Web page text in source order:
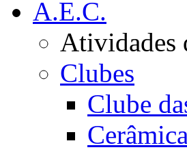
A.E.C.
Atividades
Clubes
Clube